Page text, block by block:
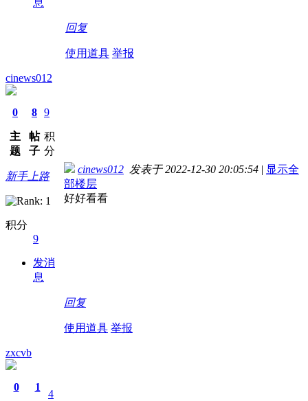
息
回复
使用道具 举报
cinews012
0
主
题
8
帖
子
9
积
分
新手上路
积分
9
发消
息
cinews012 发表于 2022-12-30 20:05:54 | 显示全
部楼层
好好看看
回复
使用道具 举报
zxcvb
0 1
4